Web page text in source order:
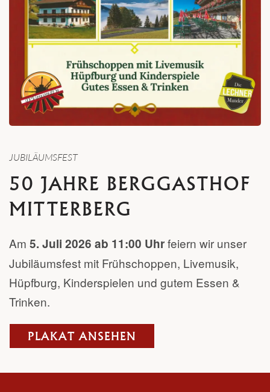
JUBILÄUMSFEST
50 JAHRE BERGGASTHOF
MITTERBERG
Am 5. Juli 2026 ab 11:00 Uhrfeiern wir unser
Jubiläumsfest mit Frühschoppen, Livemusik,
Hüpfburg, Kinderspielen und gutem Essen &
Trinken.
PLAKAT ANSEHEN